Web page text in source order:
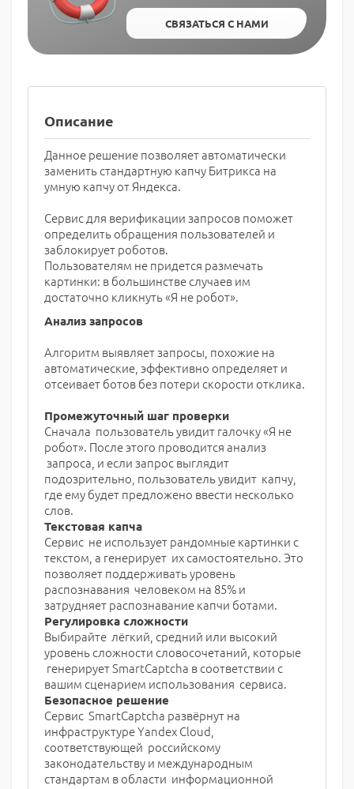
СВЯЗАТЬСЯ С НАМИ
Описание
Данное решение позволяет автоматически
заменить стандартную капчу Битрикса на
умную капчу от Яндекса.
Сервис для верификации запросов поможет
определить обращения пользователей и
заблокирует роботов.
Пользователям не придется размечать
картинки: в большинстве случаев им
достаточно кликнуть «Я не робот».
Анализ запросов
Алгоритм выявляет запросы, похожие на
автоматические, эффективно определяет и
отсеивает ботов без потери скорости отклика.
Промежуточный шаг проверки
Сначала пользователь увидит галочку «Я не
робот». После этого проводится анализ
запроса, и если запрос выглядит
подозрительно, пользователь увидит капчу,
где ему будет предложено ввести несколько
слов.
Текстовая капча
Сервис не использует рандомные картинки с
текстом, а генерирует их самостоятельно. Это
позволяет поддерживать уровень
распознавания человеком на 85% и
затрудняет распознавание капчи ботами.
Регулировка сложности
Выбирайте лёгкий, средний или высокий
уровень сложности словосочетаний, которые
генерирует SmartCaptcha в соответствии с
вашим сценарием использования сервиса.
Безопасное решение
Сервис SmartCaptcha развёрнут на
инфраструктуре Yandex Cloud,
соответствующей российскому
законодательству и международным
стандартам в области информационной